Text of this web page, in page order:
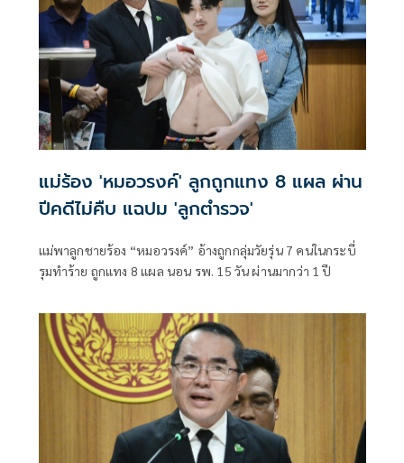
แม่ร้อง 'หมอวรงค์' ลูกถูกแทง 8 แผล ผ่าน
ปีคดีไม่คืบ แฉปม 'ลูกตำรวจ'
แม่พาลูกชายร้อง “หมอวรงค์” อ้างถูกกลุ่มวัยรุ่น 7 คนในกระบี่
รุมทำร้าย ถูกแทง 8 แผล นอน รพ. 15 วัน ผ่านมากว่า 1 ปี